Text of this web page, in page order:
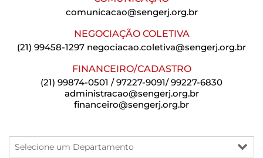
comunicacao@sengerj.org.br
NEGOCIAÇÃO COLETIVA
(21) 99458-1297 negociacao.coletiva@sengerj.org.br
FINANCEIRO/CADASTRO
(21) 99874-0501 / 97227-9091/ 99227-6830
administracao@sengerj.org.br
financeiro@sengerj.org.br